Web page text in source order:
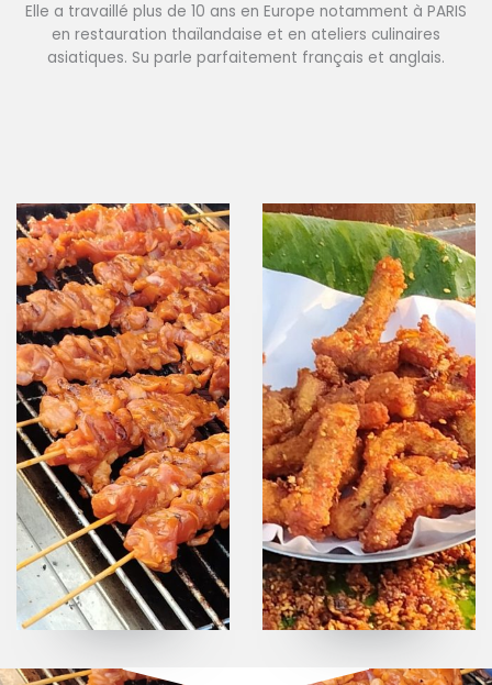
Elle a travaillé plus de 10 ans en Europe notamment à PARIS
en restauration thaïlandaise et en ateliers culinaires
asiatiques. Su parle parfaitement français et anglais.